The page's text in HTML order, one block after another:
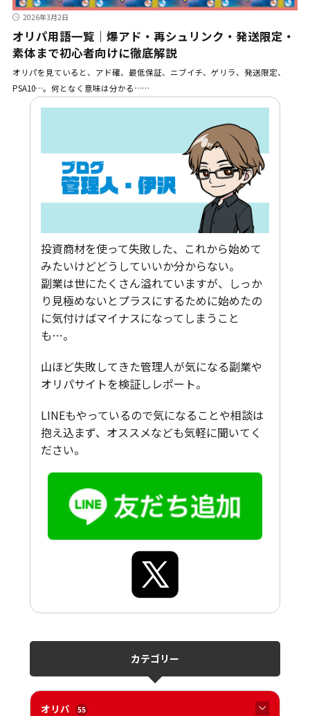
2026年3月2日
オリパ用語一覧｜爆アド・再シュリンク・発送限定・
素体まで初心者向けに徹底解説
オリパを見ていると、アド確、最低保証、ニブイチ、ゲリラ、発送限定、
PSA10…。何となく意味は分かる……
投資商材を使って失敗した、これから始めて
みたいけどどうしていいか分からない。
副業は世にたくさん溢れていますが、しっか
り見極めないとプラスにするために始めたの
に気付けばマイナスになってしまうこと
も…。
山ほど失敗してきた管理人が気になる副業や
オリパサイトを検証しレポート。
LINEもやっているので気になることや相談は
抱え込まず、オススメなども気軽に聞いてく
ださい。
カテゴリー
オリパ 55